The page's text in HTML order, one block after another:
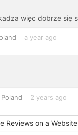
więc dobrze się
a year ago
Poland 2 years ago
Reviews on a Website